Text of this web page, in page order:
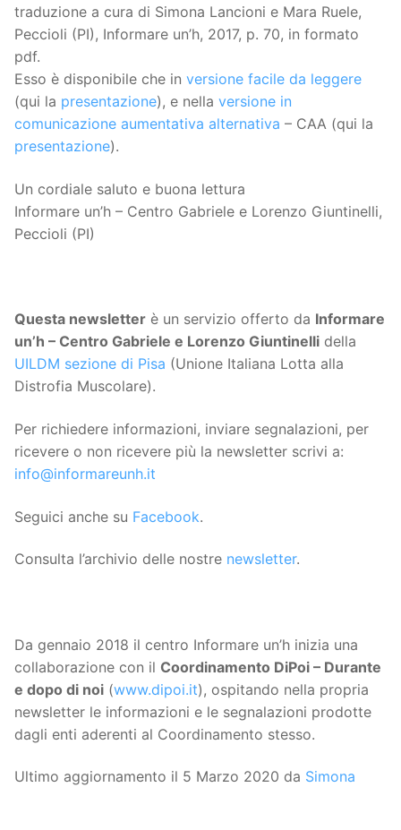
traduzione a cura di Simona Lancioni e Mara Ruele,
Peccioli (PI), Informare un’h, 2017, p. 70, in formato
pdf.
Esso è disponibile che in versione facile da leggere
(qui la presentazione), e nella versione in
comunicazione aumentativa alternativa – CAA (qui la
presentazione).
Un cordiale saluto e buona lettura
Informare un’h – Centro Gabriele e Lorenzo Giuntinelli,
Peccioli (PI)
Questa newsletter è un servizio offerto da Informare
un’h – Centro Gabriele e Lorenzo Giuntinelli della
UILDM sezione di Pisa (Unione Italiana Lotta alla
Distrofia Muscolare).
Per richiedere informazioni, inviare segnalazioni, per
ricevere o non ricevere più la newsletter scrivi a:
info@informareunh.it
Seguici anche su Facebook.
Consulta l’archivio delle nostre newsletter.
Da gennaio 2018 il centro Informare un’h inizia una
collaborazione con il Coordinamento DiPoi – Durante
e dopo di noi (www.dipoi.it), ospitando nella propria
newsletter le informazioni e le segnalazioni prodotte
dagli enti aderenti al Coordinamento stesso.
Ultimo aggiornamento il 5 Marzo 2020 da Simona